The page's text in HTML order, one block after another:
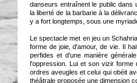
danseurs entraînent le public dans
la liberté de la barbarie à la
y a fort longtemps, sous une
Le spectacle met en jeu un
forme de joie, d'amour, de vie. Il
perfides et d'une manière
l'oppression. Lui et son vizir forme
ordres aveugles et celui qui obéit
théâtrale proposée une dimension